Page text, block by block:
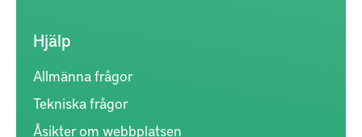
Hjälp
Allmänna frågor
Tekniska frågor
Åsikter om webbplatsen